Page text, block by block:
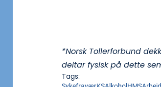
*Norsk Tollerforbund
deltar fysisk på dette
Tags: